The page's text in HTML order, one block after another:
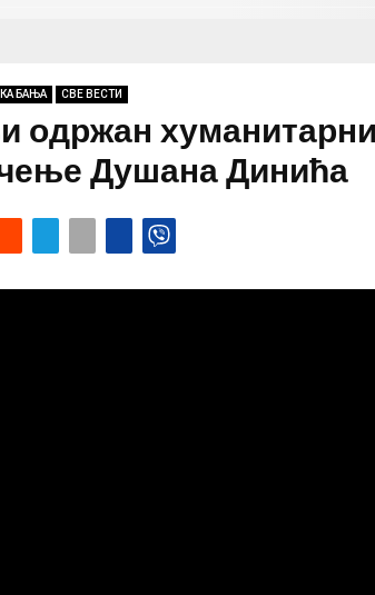
БАЊА СВЕ ВЕСТИ
одржан хуманитарни
Душана Динића